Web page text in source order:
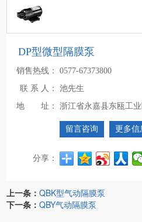
DP型微型隔膜泵
销售热线：
0577-67373800
联 系 人：
池先生
地 址：
浙江省永嘉县东瓯工
留言咨询 更多信
分享：
上一条：QBK型气动隔膜泵
下一条：QBY气动隔膜泵